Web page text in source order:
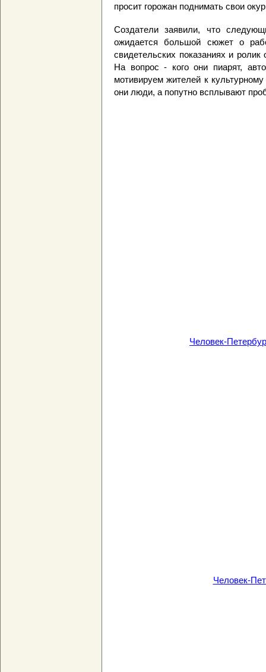
просит горожан поднимать свои
Создатели заявили, что
ожидается большой сюжет о
свидетельских показаниях и
На вопрос - кого они пиарят,
мотивируем жителей к
они люди, а попутно всплывают
Человек-
Человек-